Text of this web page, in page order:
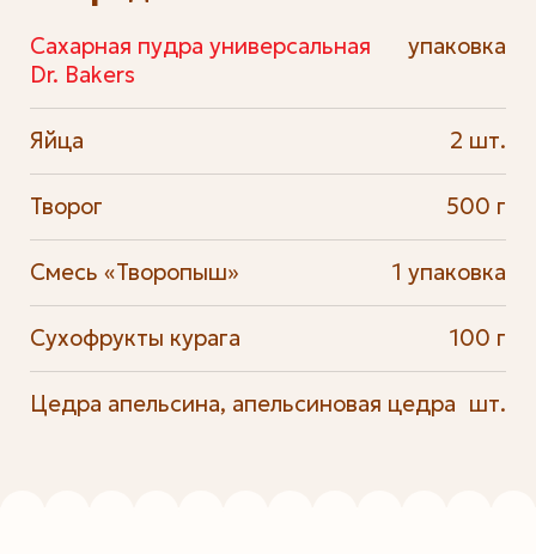
Сахарная пудра универсальная
Dr. Bakers
упаковка
Яйца 2 шт.
Творог 500 г
Смесь «Творопыш» 1 упаковка
Сухофрукты курага 100 г
Цедра апельсина, апельсиновая цедра шт.